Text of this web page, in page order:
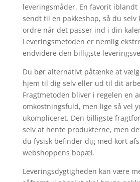
leveringsmåder. En favorit iblandt
sendt til en pakkeshop, så du selv
ordre når det passer ind i din
Leveringsmetoden er nemlig
endvidere den billigste
Du bør alternativt påtænke at
hjem til dig selv eller ud til dit
Fragtmetoden bliver i regelen en
omkostningsfuld, men lige så vel
ukompliceret. Den billigste
selv at hente produkterne, men
du fysisk befinder dig med kort
webshoppens bopæl.
Leveringsdygtigheden kan være